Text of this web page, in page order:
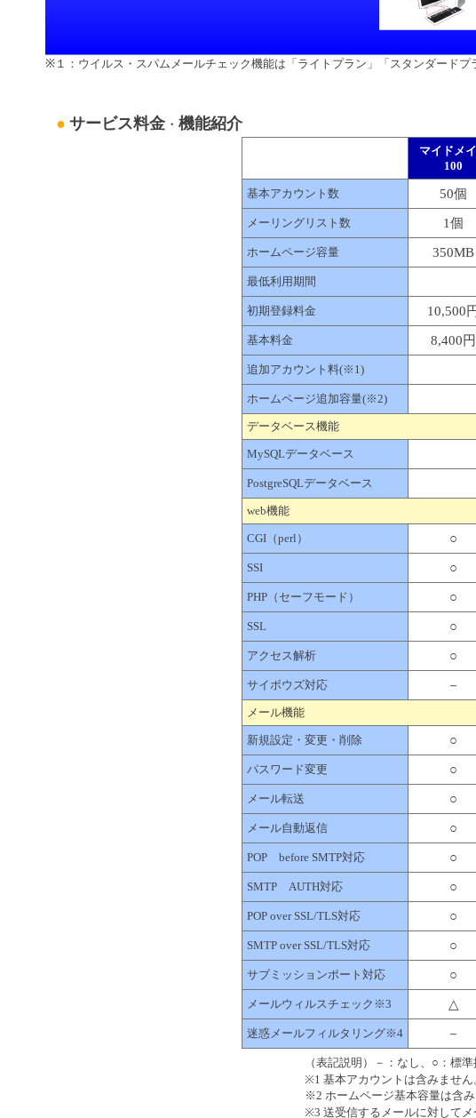
※１：ウイルス・スパムメールチェック機能は「ライトプラン」「スタンダードプ
● サービス料金 ・ 機能紹介
マイドメ
100
基本アカウント数 50個
メーリングリスト数 1個
ホームページ容量 350MB
最低利用期間
初期登録料金 10,500
基本料金 8,400円
追加アカウント料(※1)
ホームページ追加容量(※2)
データベース機能
MySQLデータベース
PostgreSQLデータベース
web機能
CGI（perl） ○
SSI ○
PHP（セーフモード） ○
SSL ○
アクセス解析 ○
サイボウズ対応 －
メール機能
新規設定・変更・削除 ○
パスワード変更 ○
メール転送 ○
メール自動返信 ○
POP before SMTP対応 ○
SMTP AUTH対応 ○
POP over SSL/TLS対応 ○
SMTP over SSL/TLS対応 ○
サブミッションポート対応 ○
メールウィルスチェック※3 △
迷惑メールフィルタリング※4 －
（表記説明）－：なし、○：標
※1 基本アカウントは含みません
※2 ホームページ基本容量は含
※3 送受信するメールに対してメ